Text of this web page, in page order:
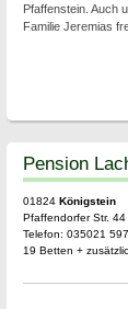
Pfaffenstein. Auch
Familie Jeremias
Pension
01824 Königstein
Pfaffendorfer Str. 44
Telefon: 035021
19 Betten +